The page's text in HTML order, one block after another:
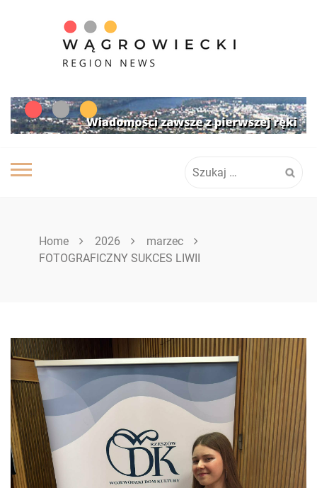
Home 2026
marzec
FOTOGRAFICZNY SUKCES LIWII